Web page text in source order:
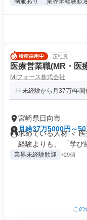
正社員
医療営業職(MR・医
MIフォース株式会社
未経験から月37万/年
宮崎県日向市
月給37万5000円～50
求めている人材 ＜
経験よりも、 「学び
業界未経験歓迎 +29個
この